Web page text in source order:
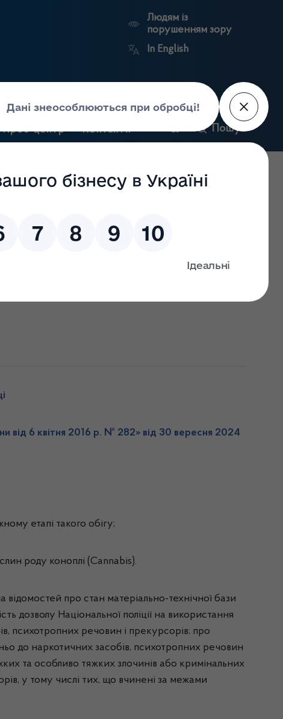
Людям із
порушенням зору
In English
Прес-центр Контакти Пошук
Ринковий
Державні
Антикорупційний
портал
від 6 квітня 2016 р. № 282» від 30 вересня 2024
етапі такого обігу;
роду коноплі (Cannabis).
про стан матеріально-технічної бази
дозволу Національної поліції на використання
психотропних речовин і прекурсорів; про
до наркотичних засобів, психотропних речовин
та особливо тяжких злочинів або кримінальних
у тому числі тих, що вчинені за межами